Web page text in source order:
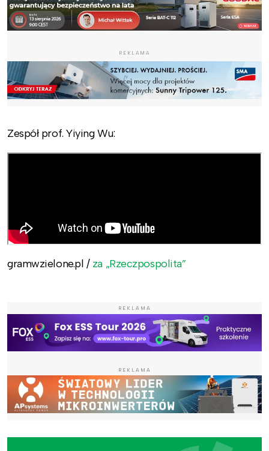
REKLAMA
Zespół prof. Yiying Wu:
gramwzielone.pl / za „Rzeczpospolita”
REKLAMA
REKLAMA